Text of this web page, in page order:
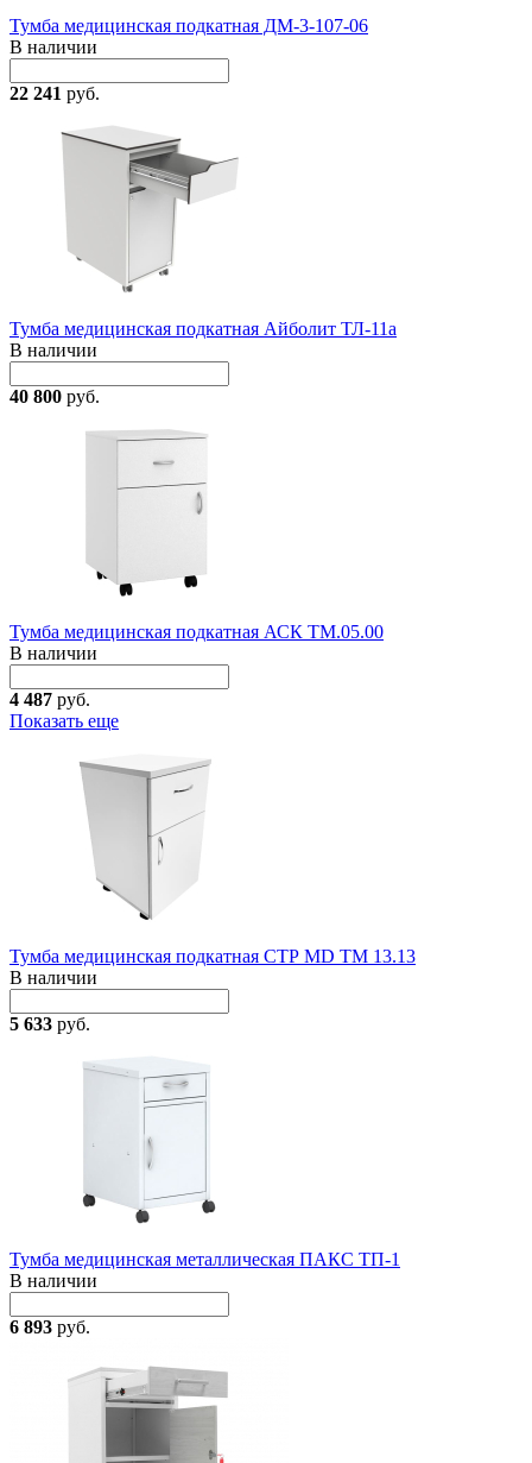
Тумба медицинская подкатная ДМ-3-107-06
В наличии
22 241 руб.
Тумба медицинская подкатная Айболит ТЛ-11а
В наличии
40 800 руб.
Тумба медицинская подкатная АСК ТМ.05.00
В наличии
4 487 руб.
Показать еще
Тумба медицинская подкатная СТР MD TM 13.13
В наличии
5 633 руб.
Тумба медицинская металлическая ПАКС ТП-1
В наличии
6 893 руб.